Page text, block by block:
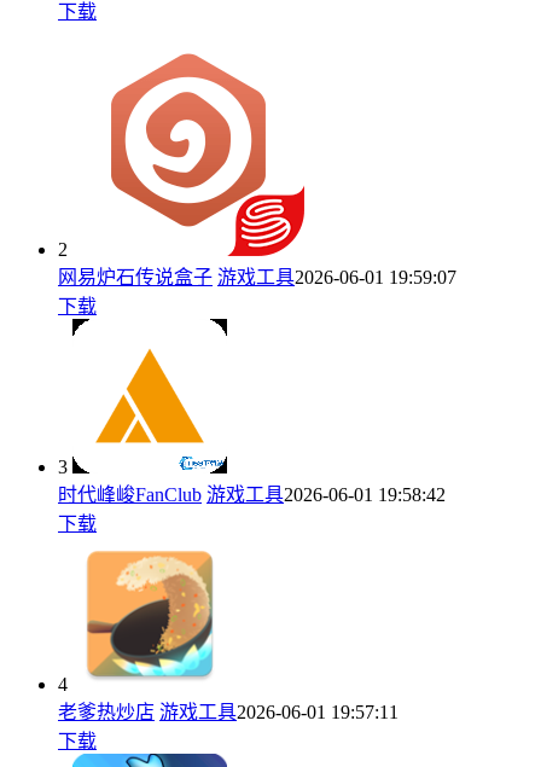
下载
2
网易炉石传说盒子 游戏工具2026-06-01 19:59:07
下载
3
时代峰峻FanClub 游戏工具2026-06-01 19:58:42
下载
4
老爹热炒店 游戏工具2026-06-01 19:57:11
下载